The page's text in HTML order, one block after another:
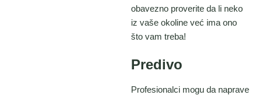
obavezno proverite da li neko
iz vaše okoline već ima ono
što vam treba!
Predivo
Profesionalci mogu da naprave